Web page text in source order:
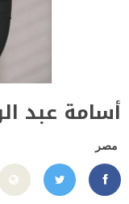
أسامة عبد
مصر